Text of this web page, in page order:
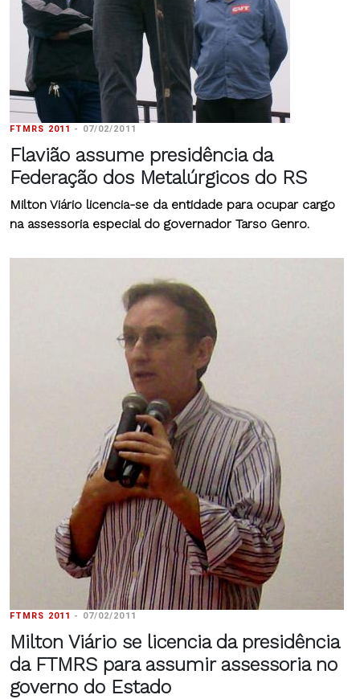
FTMRS 2011 - 07/02/2011
Flavião assume presidência da
Federação dos Metalúrgicos do RS
Milton Viário licencia-se da entidade para ocupar cargo
na assessoria especial do governador Tarso Genro.
FTMRS 2011 - 07/02/2011
Milton Viário se licencia da presidência
da FTMRS para assumir assessoria no
governo do Estado